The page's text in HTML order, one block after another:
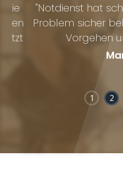
"Notdienst hat
Problem sicher
Vorgehen und
1 2